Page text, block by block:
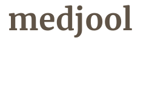
medjool